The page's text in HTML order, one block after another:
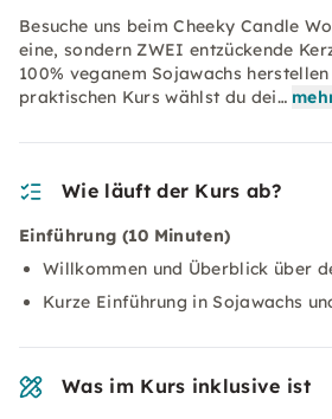
Besuche uns beim Cheeky Candle
eine, sondern ZWEI entzückende
100% veganem Sojawachs
praktischen Kurs wählst du dei…
Wie läuft der Kurs ab?
Einführung (10 Minuten)
Willkommen und Überblick über
Kurze Einführung in Sojawachs
Was im Kurs inklusive ist